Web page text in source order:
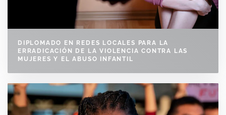
DIPLOMADO EN REDES LOCALES PARA LA
ERRADICACIÓN DE LA VIOLENCIA CONTRA LAS
MUJERES Y EL ABUSO INFANTIL